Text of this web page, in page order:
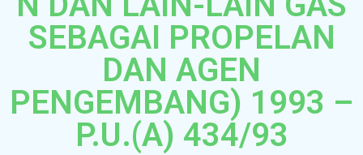
SEBAGAI PROPELAN
DAN AGEN
PENGEMBANG) 1993 –
P.U.(A) 434/93